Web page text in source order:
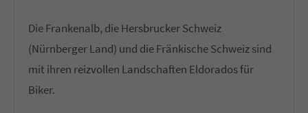
Die Frankenalb, die Hersbrucker Schweiz
(Nürnberger Land) und die Fränkische Schweiz sind
mit ihren reizvollen Landschaften Eldorados für
Biker.